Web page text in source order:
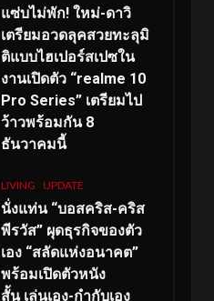
แซ่บไม่พัก! ใหม่-ดาวิ
เตรียมอวดลุคสวยทะลุมิ
ติแบบไฮเปอร์สเปซใน
งานเปิดตัว “realme 10
Pro Series” เตรียมไป
ว้าวพร้อมกัน 8
ธันวาคมนี้
LIVING UPDATE
นั่งแท่น “บอสคริส-คริส
พีรวัส” ผุดธุรกิจของตัว
เอง “สลัดแห่งอนาคต”
พร้อมเปิดตัวหนัง
สั้น เล่นเอง-กำกับเอง